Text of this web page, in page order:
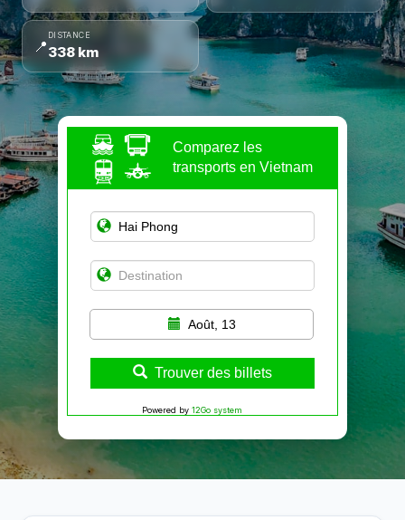
📍
DISTANCE
338 km
Comparez les
transports en Vietnam
Août, 13
Trouver des billets
Powered by 12Go system